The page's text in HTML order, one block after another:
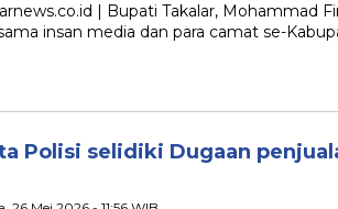
| Bupati Takalar, Mohammad
insan media dan para camat se-
Polisi selidiki Dugaan